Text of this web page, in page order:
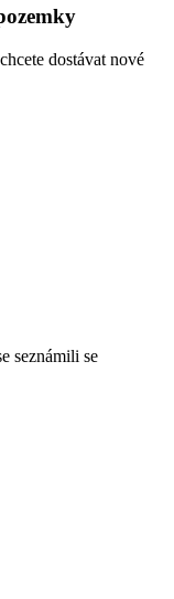
dostávat nové
seznámili se